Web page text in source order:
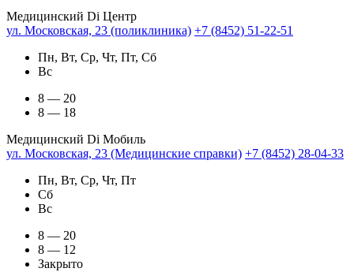
Медицинский Di Центр
ул. Московская, 23 (поликлиника) +7 (8452) 51-22-51
Пн, Вт, Ср, Чт, Пт, Сб
Вс
8 — 20
8 — 18
Медицинский Di Мобиль
ул. Московская, 23 (Медицинские справки) +7 (8452) 28-04-33
Пн, Вт, Ср, Чт, Пт
Сб
Вс
8 — 20
8 — 12
Закрыто